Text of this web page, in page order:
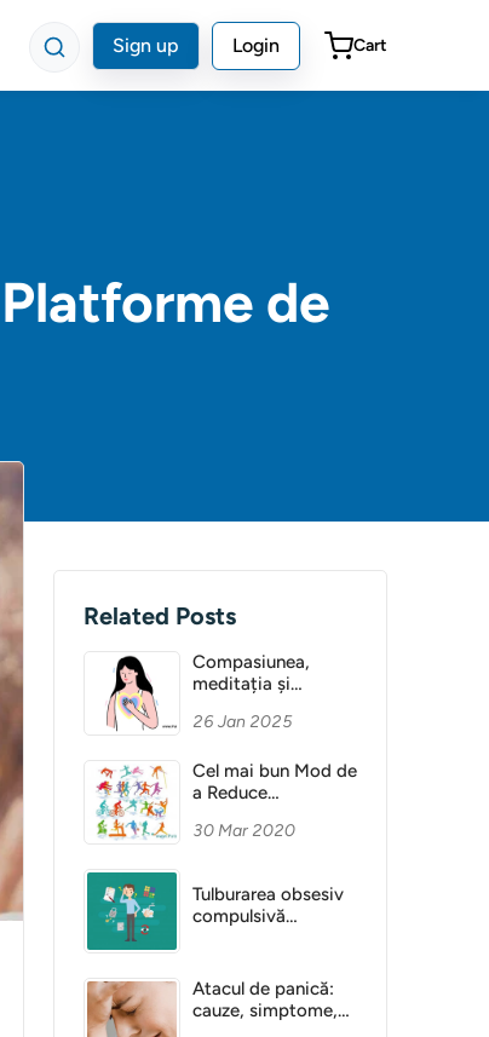
Sign up Login Cart
de
Related Posts
Compasiunea,
meditația și
26 Jan 2025
Cel mai bun Mod de
a Reduce
30 Mar 2020
Tulburarea obsesiv
compulsivă
Atacul de panică:
cauze, simptome,